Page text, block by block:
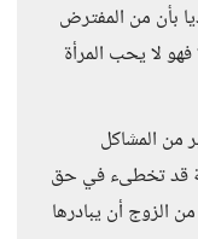
بأن من المفترض
لا يحب المرأة
من المشاكل
قد تخطىء في حق
الزوج أن يبادرها